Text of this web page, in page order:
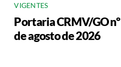
VIGENTES
Portaria CRMV/GO
de agosto de 2026